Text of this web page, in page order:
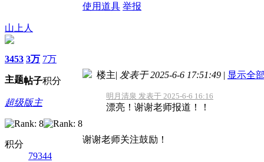
使用道具 举报
山上人
3453
主题
3万
帖子
7万
积分
超级版主
积分
79344
楼主| 发表于 2025-6-6 17:51:49 | 显示全
明月清泉 发表于 2025-6-6 16:16
漂亮！谢谢老师报道！！
谢谢老师关注鼓励！